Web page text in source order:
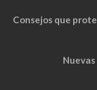
Consejos que